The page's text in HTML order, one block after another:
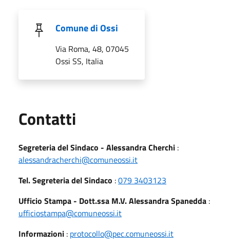
Comune di Ossi
Via Roma, 48, 07045
Ossi SS, Italia
Contatti
Segreteria del Sindaco - Alessandra Cherchi :
alessandracherchi@comuneossi.it
Tel. Segreteria del Sindaco :079 3403123
Ufficio Stampa - Dott.ssa M.V. Alessandra Spanedda :
ufficiostampa@comuneossi.it
Informazioni : protocollo@pec.comuneossi.it